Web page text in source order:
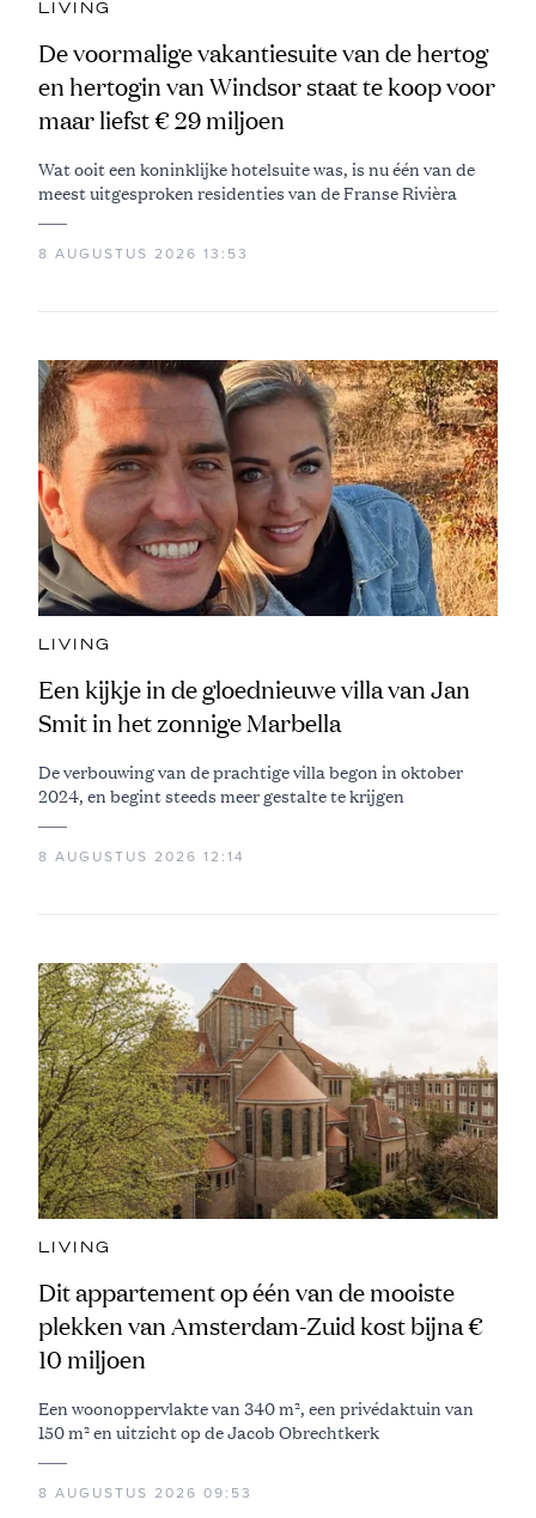
LIVING
De voormalige vakantiesuite van de hertog
en hertogin van Windsor staat te koop voor
maar liefst € 29 miljoen
Wat ooit een koninklijke hotelsuite was, is nu één van de
meest uitgesproken residenties van de Franse Rivièra
8 AUGUSTUS 2026 13:53
LIVING
Een kijkje in de gloednieuwe villa van Jan
Smit in het zonnige Marbella
De verbouwing van de prachtige villa begon in oktober
2024, en begint steeds meer gestalte te krijgen
8 AUGUSTUS 2026 12:14
LIVING
Dit appartement op één van de mooiste
plekken van Amsterdam-Zuid kost bijna €
10 miljoen
Een woonoppervlakte van 340 m², een privédaktuin van
150 m² en uitzicht op de Jacob Obrechtkerk
8 AUGUSTUS 2026 09:53